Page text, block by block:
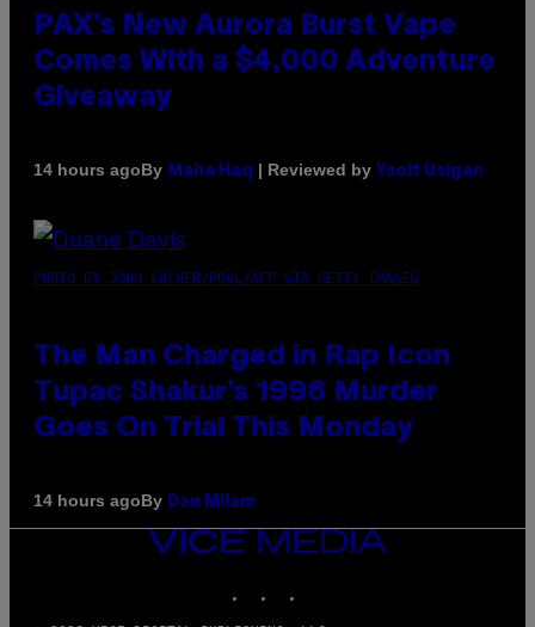
PAX’s New Aurora Burst Vape
Comes With a $4,000 Adventure
Giveaway
14 hours agoBy Maha Haq | Reviewed by Ysolt Usigan
PHOTO BY JOHN LOCHER/POOL/AFP VIA GETTY IMAGES
The Man Charged in Rap Icon
Tupac Shakur’s 1996 Murder
Goes On Trial This Monday
14 hours agoBy Dan Milam
VICE
MEDIA